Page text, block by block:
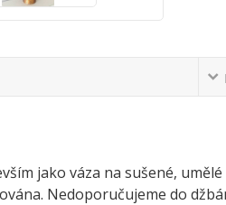
jako váza na sušené,
Nedoporučujeme do